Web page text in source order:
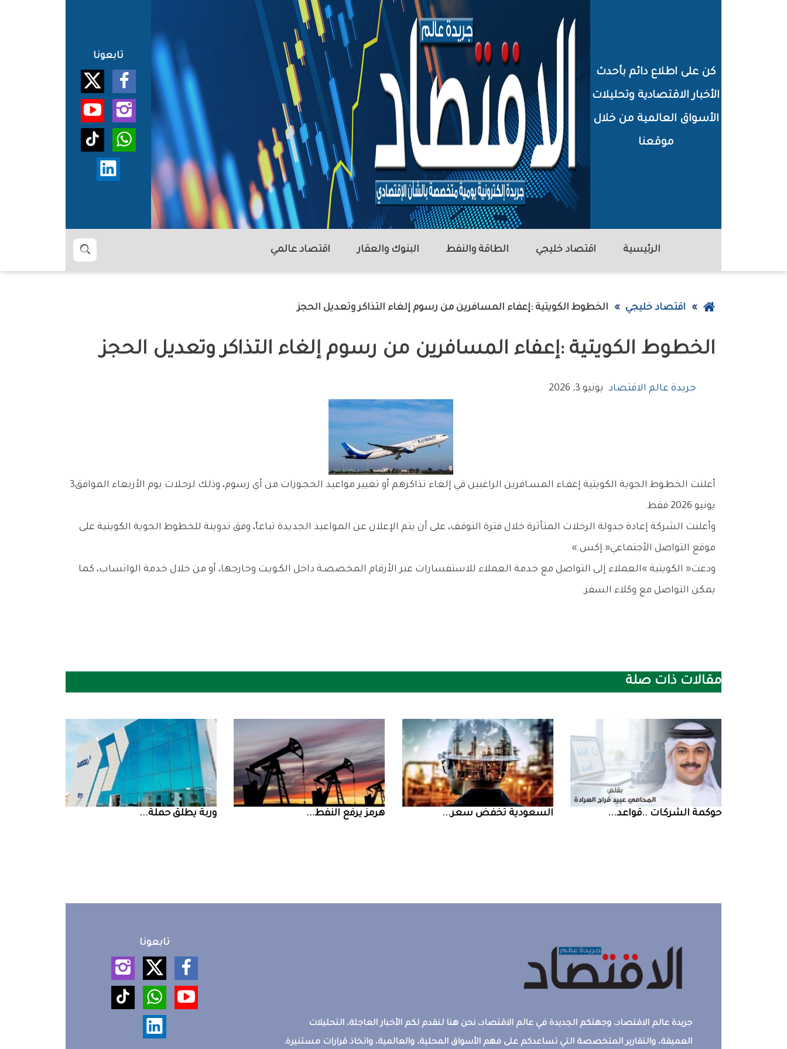
كن على اطلاع دائم بأحدث
الأخبار الاقتصادية وتحليلات
الأسواق العالمية من خلال
موقعنا
تابعونا
الرئيسية اقتصاد خليجي الطاقة والنفط البنوك والعقار اقتصاد عالمي بحث
عودة
الصفحة
اقتصاد خليجي ‮‬الخطوط‮‬‭ ‬الكويتية‭: ‬إعفاء‭ ‬المسافرين‭ ‬من‭ ‬رسوم‭ ‬إلغاء‭ ‬التذاكر‭ ‬وتعديل‭ ‬الحجز
‮‬الخطوط‮‬‭ ‬الكويتية‭: ‬إعفاء‭ ‬المسافرين‭ ‬من‭ ‬رسوم‭ ‬إلغاء‭ ‬التذاكر‭ ‬وتعديل‭ ‬الحجز
جريدة عالم الاقتصاد يونيو 3, 2026
أعلنت‭ ‬الخطـوط‭ ‬الجوية‭ ‬الكويتية‭ ‬إعفـاء‭ ‬المسـافرين‭ ‬الراغبين‭ ‬في‭ ‬إلغاء‭ ‬تذاكرهم‭ ‬أو‭ ‬تغيير‭ ‬مواعيد‭ ‬الحجـوزات‭ ‬من‭ ‬أي‭ ‬رسوم،‭ ‬وذلك‭ ‬لرحـلات‭ ‬يوم‭ ‬الأربعاء‭ ‬الموافق‭ ‬3‭
‬يونيو‭ ‬2026‭ ‬فقط‭.‬
‬موقع‭ ‬التواصل‭ ‬الأجتماعي‭ ‬‮«‬إكس‮»‬‭.‬
‬يمكن‭ ‬التواصل‭ ‬مع‭ ‬وكلاء‭ ‬السفر‭.‬
مقالات ذات صلة
حوكمة‭ ‬الشركات‭.. ‬قواعد‭ ... السعودية‭ ‬تخفض‭ ‬سعر‭ ... ‮‬هرمز‮‬‭ ‬يرفع‭ ‬النفط‭ ... ‮‬وربة‮‬‭ ‬يطلق‭ ‬حملة‭ ...
جريدة عالم الاقتصاد، وجهتكم الجديدة في عالم الاقتصاد، نحن هنا لنقدم لكم الأخبار العاجلة، التحليلات
العميقة، والتقارير المتخصصة التي تساعدكم على فهم الأسواق المحلية، والعالمية، واتخاذ قرارات مستنيرة.
تابعونا